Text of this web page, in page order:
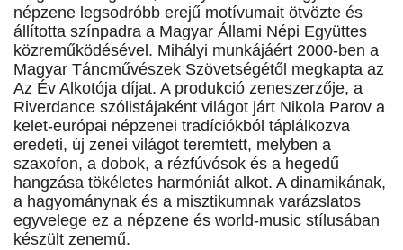
népzene legsodróbb erejű motívumait ötvözte és
állította színpadra a Magyar Állami Népi Együttes
közreműködésével. Mihályi munkájáért 2000-ben a
Magyar Táncművészek Szövetségétől megkapta az
Az Év Alkotója díjat. A produkció zeneszerzője, a
Riverdance szólistájaként világot járt Nikola Parov a
kelet-európai népzenei tradíciókból táplálkozva
eredeti, új zenei világot teremtett, melyben a
szaxofon, a dobok, a rézfúvósok és a hegedű
hangzása tökéletes harmóniát alkot. A dinamikának,
a hagyománynak és a misztikumnak varázslatos
egyvelege ez a népzene és world-music stílusában
készült zenemű.